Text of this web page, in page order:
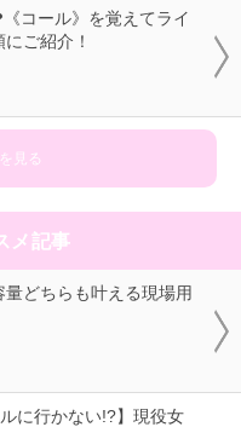
コール》を覚えてライ
ご紹介！
見る
メ記事
量どちらも叶える現場用
に行かない!?】現役女